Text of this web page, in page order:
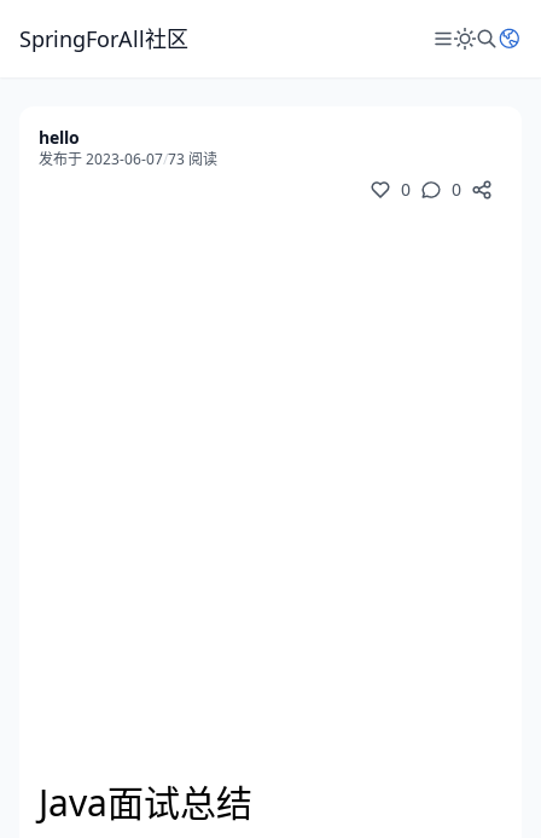
SpringForAll社区
hello
发布于 2023-06-07/73 阅读
0 0
Java面试总结